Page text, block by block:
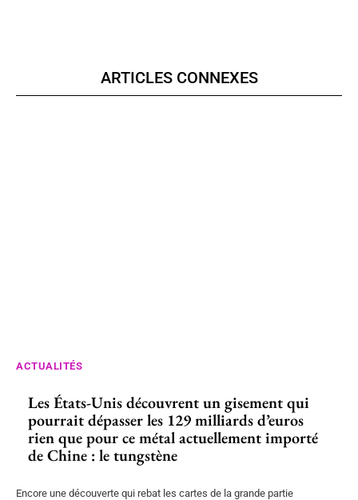
ARTICLES CONNEXES
ACTUALITÉS
Les États-Unis découvrent un gisement qui
pourrait dépasser les 129 milliards d’euros
rien que pour ce métal actuellement importé
de Chine : le tungstène
Encore une découverte qui rebat les cartes de la grande partie